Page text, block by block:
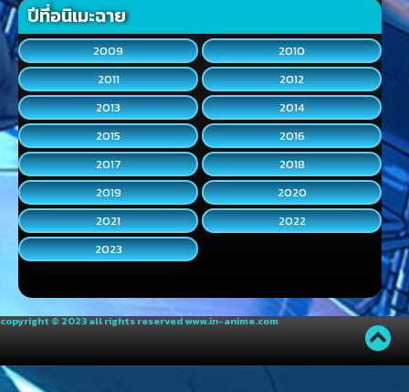
ปีที่อนิเมะฉาย
2009
2010
2011
2012
2013
2014
2015
2016
2017
2018
2019
2020
2021
2022
2023
copyright © 2023 all rights reservedwww.in-anime.com